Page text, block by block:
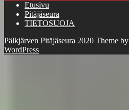
Etusivu
Pitäjäseura
TIETOSUOJA
Pälkjärven Pitäjäseura 2020 Theme by
WordPress